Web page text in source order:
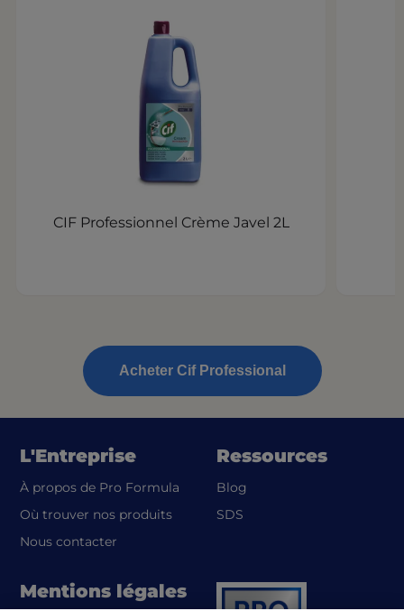
CIF Professionnel Crème Javel 2L
Acheter Cif Professional
L'Entreprise
À propos de Pro Formula
Où trouver nos produits
Nous contacter
Ressources
Blog
SDS
Mentions légales